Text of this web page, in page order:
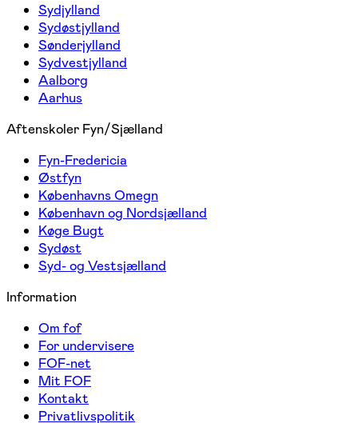
Sydjylland
Sydøstjylland
Sønderjylland
Sydvestjylland
Aalborg
Aarhus
Aftenskoler Fyn/Sjælland
Fyn-Fredericia
Østfyn
Københavns Omegn
København og Nordsjælland
Køge Bugt
Sydøst
Syd- og Vestsjælland
Information
Om fof
For undervisere
FOF-net
Mit FOF
Kontakt
Privatlivspolitik